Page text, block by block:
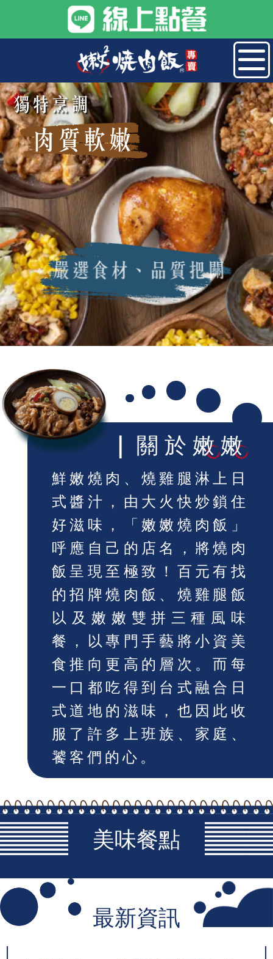
關於 嫩嫩
鮮嫩燒肉、燒雞腿淋上日
式醬汁，由大火快炒鎖住
好滋味，「嫩嫩燒肉飯」
呼應自己的店名，將燒肉
飯呈現至極致！百元有找
的招牌燒肉飯、燒雞腿飯
以及嫩嫩雙拼三種風味
餐，以專門手藝將小資美
食推向更高的層次。而每
一口都吃得到台式融合日
式道地的滋味，也因此收
服了許多上班族、家庭、
饕客們的心。
美味餐點
最新資訊